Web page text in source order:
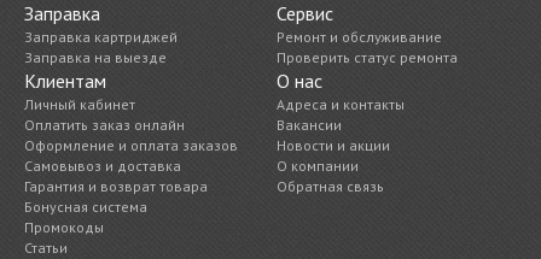
Заправка
Заправка картриджей
Заправка на выезде
Сервис
Ремонт и обслуживание
Проверить статус ремонта
Клиентам
Личный кабинет
Оплатить заказ онлайн
Оформление и оплата заказов
Самовывоз и доставка
Гарантия и возврат товара
Бонусная система
Промокоды
Статьи
О нас
Адреса и контакты
Вакансии
Новости и акции
О компании
Обратная связь